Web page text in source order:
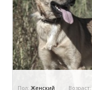
Пол: Женский Возраст: